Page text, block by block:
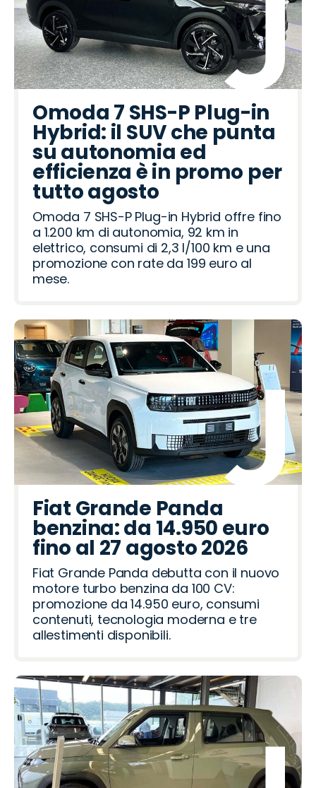
Omoda 7 SHS-P Plug-in
Hybrid: il SUV che punta
su autonomia ed
efficienza è in promo per
tutto agosto
Omoda 7 SHS-P Plug-in Hybrid offre fino
a 1.200 km di autonomia, 92 km in
elettrico, consumi di 2,3 l/100 km e una
promozione con rate da 199 euro al
mese.
Fiat Grande Panda
benzina: da 14.950 euro
fino al 27 agosto 2026
Fiat Grande Panda debutta con il nuovo
motore turbo benzina da 100 CV:
promozione da 14.950 euro, consumi
contenuti, tecnologia moderna e tre
allestimenti disponibili.